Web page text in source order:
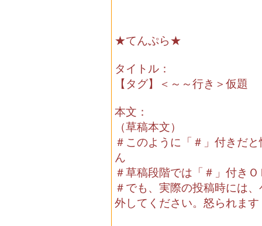
★てんぷら★
タイトル：
【タグ】＜～～行き＞仮題
本文：
（草稿本文）
＃このように「＃」付きだ
ん
＃草稿段階では「＃」付きＯ
＃でも、実際の投稿時には
外してください。怒られます